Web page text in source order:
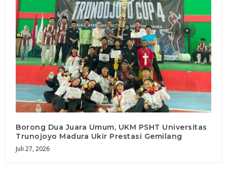
Borong Dua Juara Umum, UKM PSHT Universitas
Trunojoyo Madura Ukir Prestasi Gemilang
Juli 27, 2026